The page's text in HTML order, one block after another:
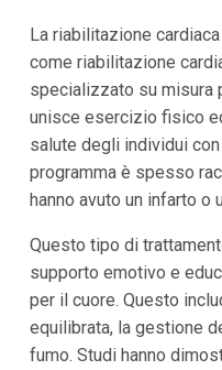
La riabilitazione
come riabilitazione
specializzato su misura
unisce esercizio fisico
salute degli individui
programma è spesso
hanno avuto un infarto o
Questo tipo di
supporto emotivo e
per il cuore. Questo
equilibrata, la gestione
fumo. Studi hanno